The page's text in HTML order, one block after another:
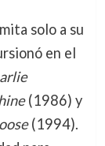
solo a su
en el
(1986) y
(1994).